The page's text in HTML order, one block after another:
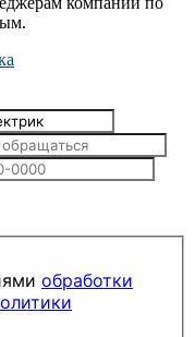
обработки